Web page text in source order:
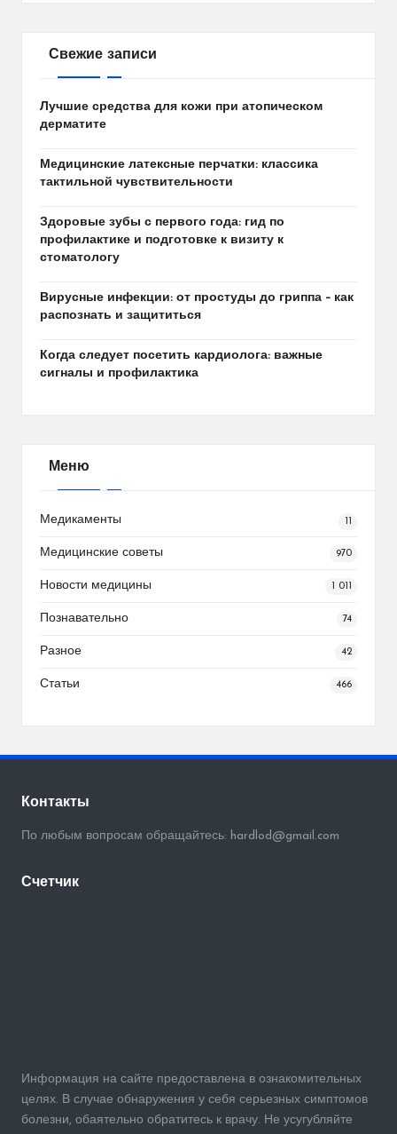
Свежие записи
Лучшие средства для кожи при атопическом
дерматите
Медицинские латексные перчатки: классика
тактильной чувствительности
Здоровые зубы с первого года: гид по
профилактике и подготовке к визиту к
стоматологу
Вирусные инфекции: от простуды до гриппа – как
распознать и защититься
Когда следует посетить кардиолога: важные
сигналы и профилактика
Меню
Медикаменты 11
Медицинские советы 970
Новости медицины 1 011
Познавательно 74
Разное 42
Статьи 466
Контакты
По любым вопросам обращайтесь: hardlod@gmail.com
Счетчик
Информация на сайте предоставлена в ознакомительных
целях. В случае обнаружения у себя серьезных симптомов
болезни, обаятельно обратитесь к врачу. Не усугубляйте